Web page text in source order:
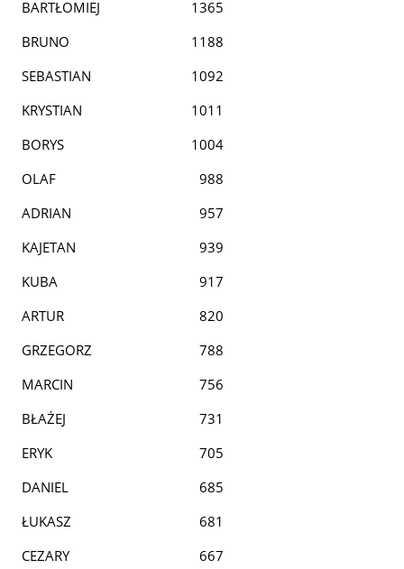
BARTŁOMIEJ
1365
BRUNO
1188
SEBASTIAN
1092
KRYSTIAN
1011
BORYS
1004
OLAF
988
ADRIAN
957
KAJETAN
939
KUBA
917
ARTUR
820
GRZEGORZ
788
MARCIN
756
BŁAŻEJ
731
ERYK
705
DANIEL
685
ŁUKASZ
681
CEZARY
667